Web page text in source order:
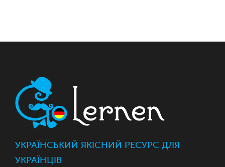
УКРАЇНСЬКИЙ ЯКІСНИЙ РЕСУРС ДЛЯ
УКРАЇНЦІВ